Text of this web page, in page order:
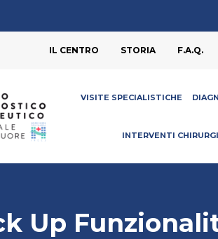
IL CENTRO STORIA F.A.Q.
VISITE SPECIALISTICHE
INTERVENTI
Up